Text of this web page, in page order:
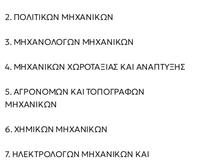
2. ΠΟΛΙΤΙΚΩΝ ΜΗΧΑΝΙΚΩΝ
3. ΜΗΧΑΝΟΛΟΓΩΝ ΜΗΧΑΝΙΚΩΝ
4. ΜΗΧΑΝΙΚΩΝ ΧΩΡΟΤΑΞΙΑΣ ΚΑΙ ΑΝΑΠΤΥΞΗΣ
5. ΑΓΡΟΝΟΜΩΝ ΚΑΙ ΤΟΠΟΓΡΑΦΩΝ
ΜΗΧΑΝΙΚΩΝ
6. ΧΗΜΙΚΩΝ ΜΗΧΑΝΙΚΩΝ
7. ΗΛΕΚΤΡΟΛΟΓΩΝ ΜΗΧΑΝΙΚΩΝ ΚΑΙ